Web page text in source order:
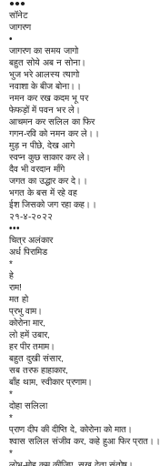
●●●
सॉनेट
जागरण
•
जागरण का समय जागो
बहुत सोये अब न सोना।
भुज भरे आलस्य त्यागो
नवाशा के बीज बोना।।
नमन कर रख कदम भू पर
फेफड़ों में पवन भर ले।
आचमन कर सलिल का फिर
गगन-रवि को नमन कर ले।।
मुड़ न पीछे, देख आगे
स्वप्न कुछ साकार कर ले।
दैव भी वरदान माँगे
जगत का उद्धार कर दे।।
भगत के बस में रहे वह
ईश जिसको जग रहा कह।।
२१-४-२०२२
•••
चित्र अलंकार
अर्ध पिरामिड
*
हे
राम!
मत हो
प्रभु वाम।
कोरोना मार,
लो हमें उबार,
हर पीर तमाम।
बहुत दुखी संसार,
सब तरफ हाहाकार,
बाँह थाम, स्वीकार प्रणाम।
*
दोहा सलिला
*
प्राण दीप की दीप्ति दे, कोरोना को मात।
श्वास सलिल संजीव कर, कहे हुआ फिर प्रात।।
*